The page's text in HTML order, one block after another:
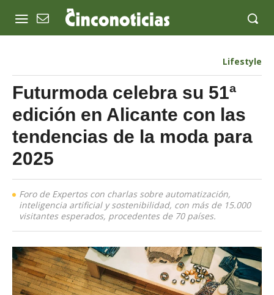
Lifestyle
Futurmoda celebra su 51ª
edición en Alicante con las
tendencias de la moda para
2025
Foro de Expertos con charlas sobre automatización,
inteligencia artificial y sostenibilidad, con más de 15.000
visitantes esperados, procedentes de 70 países.